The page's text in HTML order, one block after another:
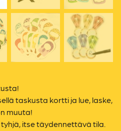
taskusta kortti ja lue, laske,
muuta!
itse täydennettävä tila.